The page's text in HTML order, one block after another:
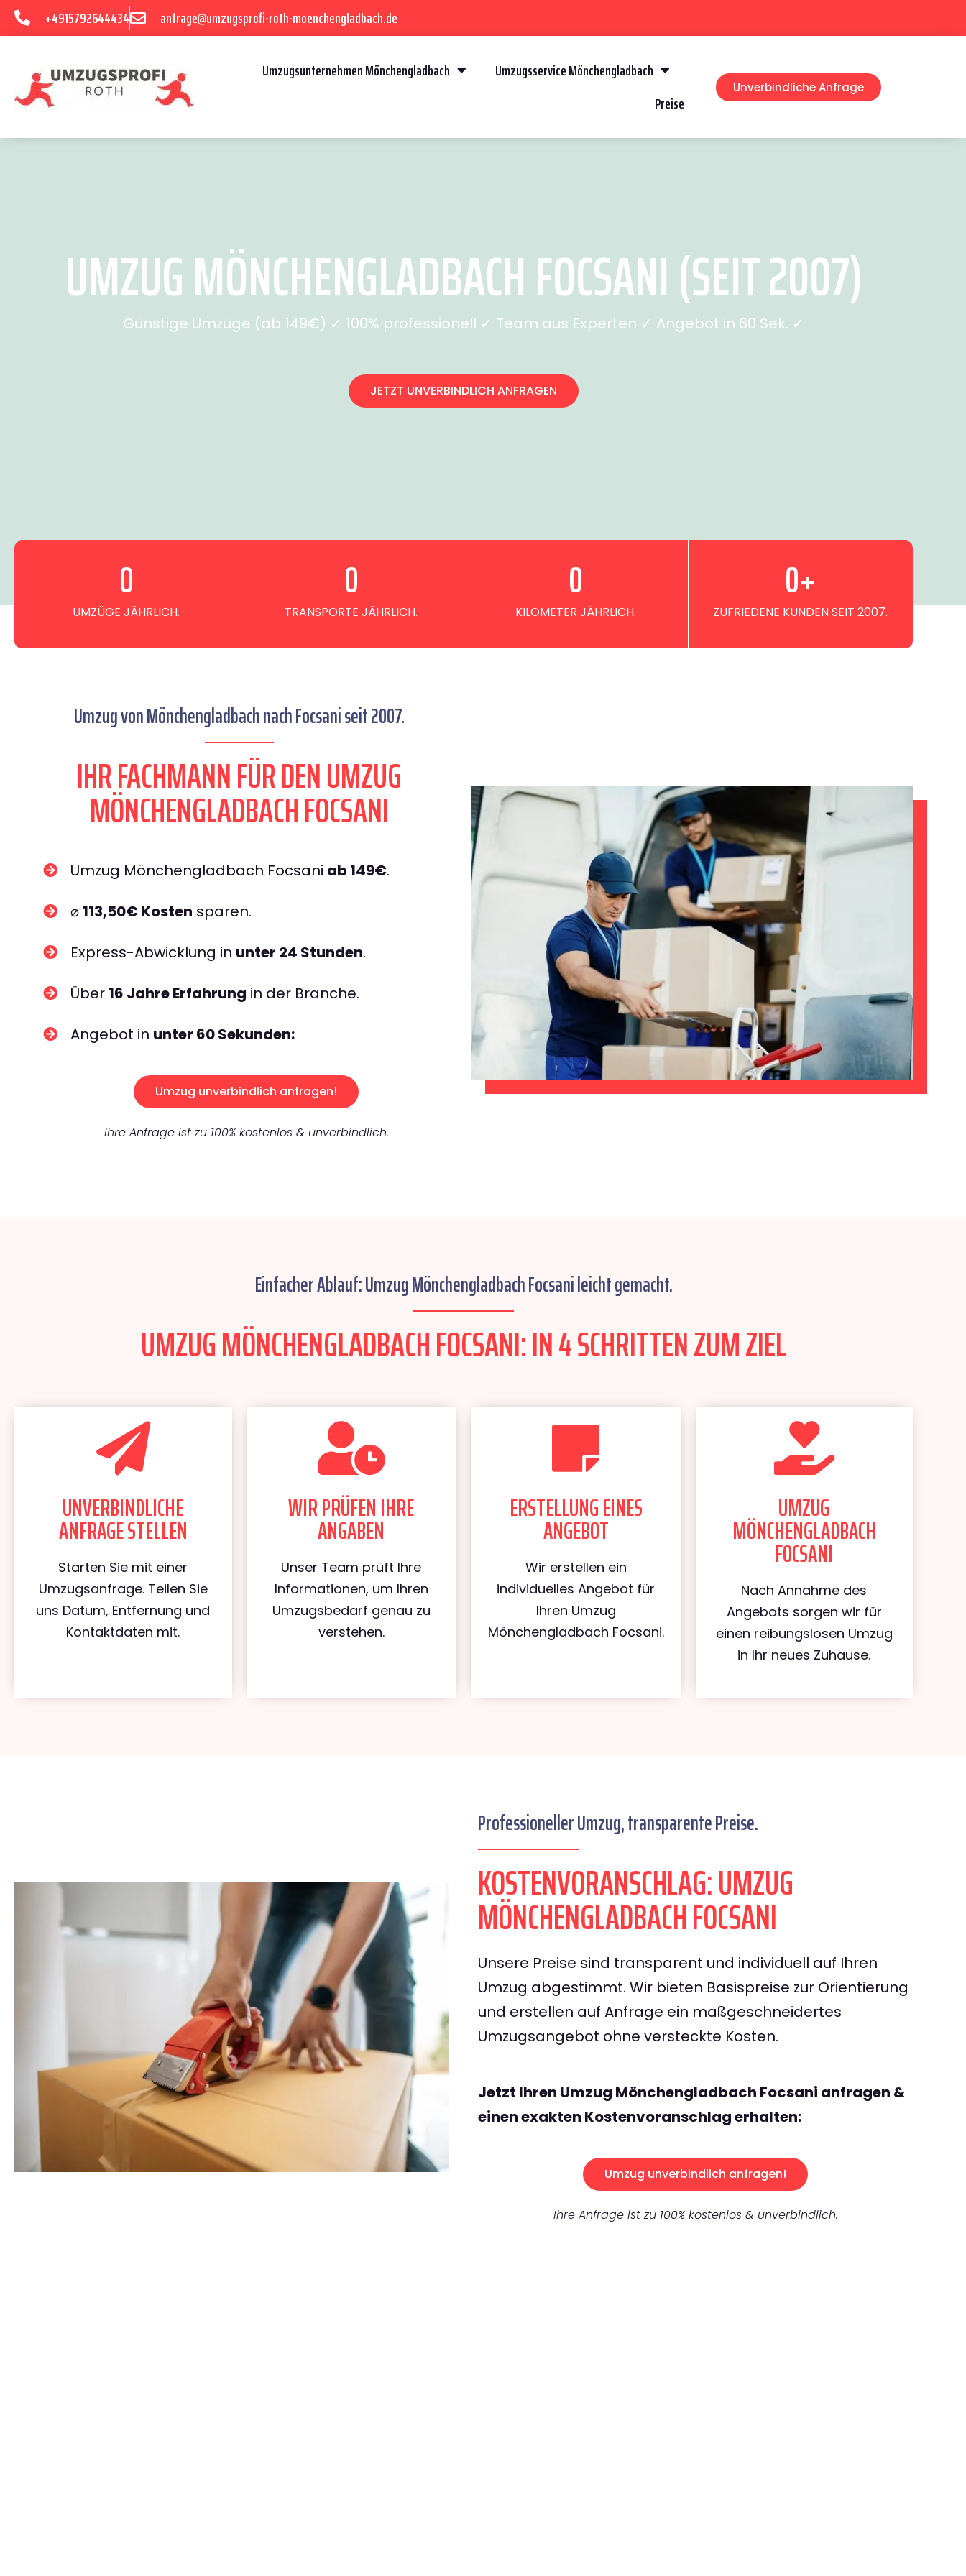
+4915792644434 anfrage@umzugsprofi-roth-moenchengladbach.de
Umzugsunternehmen Mönchengladbach
Umzugsservice Mönchengladbach
Preise
Unverbindliche Anfrage
UMZUG MÖNCHENGLADBACH FOCSANI (SEIT 2007)
Günstige Umzüge (ab 149€) ✓ 100% professionell ✓ Team aus Experten ✓ Angebot in 60 Sek. ✓
JETZT UNVERBINDLICH ANFRAGEN
UMZÜGE JÄHRLICH.
0
TRANSPORTE JÄHRLICH.
0
KILOMETER JÄHRLICH.
0
ZUFRIEDENE KUNDEN SEIT 2007.
0+
Umzug von Mönchengladbach nach Focsani seit 2007.
IHR FACHMANN FÜR DEN UMZUG
MÖNCHENGLADBACH FOCSANI
Umzug Mönchengladbach Focsani ab 149€.
⌀ 113,50€ Kosten sparen.
Express-Abwicklung in unter 24 Stunden.
Über 16 Jahre Erfahrung in der Branche.
Angebot in unter 60 Sekunden:
Umzug unverbindlich anfragen!
Ihre Anfrage ist zu 100% kostenlos & unverbindlich.
Einfacher Ablauf: Umzug Mönchengladbach Focsani leicht gemacht.
UMZUG MÖNCHENGLADBACH FOCSANI: IN 4 SCHRITTEN ZUM ZIEL
UNVERBINDLICHE
ANFRAGE STELLEN
Starten Sie mit einer
Umzugsanfrage. Teilen Sie
uns Datum, Entfernung und
Kontaktdaten mit.
WIR PRÜFEN IHRE
ANGABEN
Unser Team prüft Ihre
Informationen, um Ihren
Umzugsbedarf genau zu
verstehen.
ERSTELLUNG EINES
ANGEBOT
Wir erstellen ein
individuelles Angebot für
Ihren Umzug
Mönchengladbach Focsani.
UMZUG
MÖNCHENGLADBACH
FOCSANI
Nach Annahme des
Angebots sorgen wir für
einen reibungslosen Umzug
in Ihr neues Zuhause.
Professioneller Umzug, transparente Preise.
KOSTENVORANSCHLAG: UMZUG
MÖNCHENGLADBACH FOCSANI
Unsere Preise sind transparent und individuell auf Ihren
Umzug abgestimmt. Wir bieten Basispreise zur Orientierung
und erstellen auf Anfrage ein maßgeschneidertes
Umzugsangebot ohne versteckte Kosten.
Jetzt Ihren Umzug Mönchengladbach Focsani anfragen &
einen exakten Kostenvoranschlag erhalten:
Umzug unverbindlich anfragen!
Ihre Anfrage ist zu 100% kostenlos & unverbindlich.